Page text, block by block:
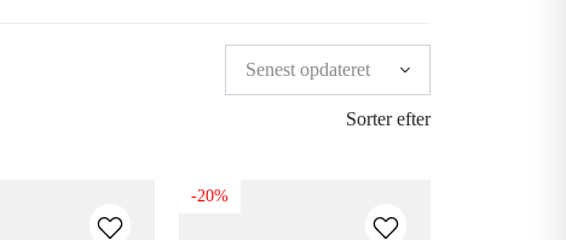
Sorter efter
-20%